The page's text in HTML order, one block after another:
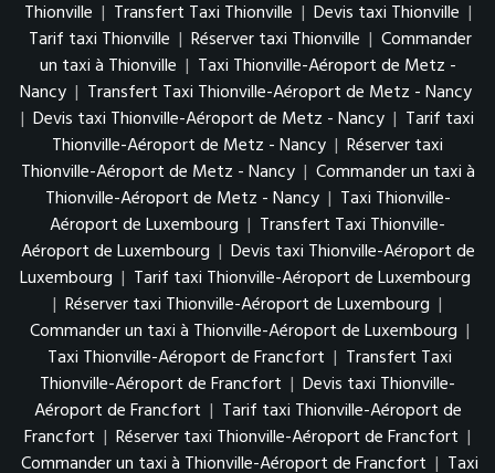
Thionville | Transfert Taxi Thionville | Devis taxi Thionville |
Tarif taxi Thionville | Réserver taxi Thionville | Commander
un taxi à Thionville | Taxi Thionville-Aéroport de Metz -
Nancy | Transfert Taxi Thionville-Aéroport de Metz - Nancy
| Devis taxi Thionville-Aéroport de Metz - Nancy | Tarif taxi
Thionville-Aéroport de Metz - Nancy | Réserver taxi
Thionville-Aéroport de Metz - Nancy | Commander un taxi à
Thionville-Aéroport de Metz - Nancy | Taxi Thionville-
Aéroport de Luxembourg | Transfert Taxi Thionville-
Aéroport de Luxembourg | Devis taxi Thionville-Aéroport de
Luxembourg | Tarif taxi Thionville-Aéroport de Luxembourg
| Réserver taxi Thionville-Aéroport de Luxembourg |
Commander un taxi à Thionville-Aéroport de Luxembourg |
Taxi Thionville-Aéroport de Francfort | Transfert Taxi
Thionville-Aéroport de Francfort | Devis taxi Thionville-
Aéroport de Francfort | Tarif taxi Thionville-Aéroport de
Francfort | Réserver taxi Thionville-Aéroport de Francfort |
Commander un taxi à Thionville-Aéroport de Francfort | Taxi